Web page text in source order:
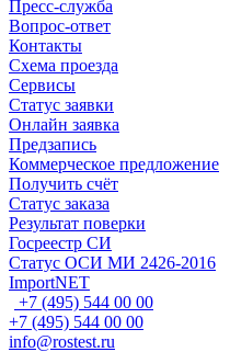
Пресс-служба
Вопрос-ответ
Контакты
Схема проезда
Сервисы
Статус заявки
Онлайн заявка
Предзапись
Коммерческое предложение
Получить счёт
Статус заказа
Результат поверки
Госреестр СИ
Статус ОСИ МИ 2426-2016
ImportNET
+7 (495) 544 00 00
+7 (495) 544 00 00
info@rostest.ru